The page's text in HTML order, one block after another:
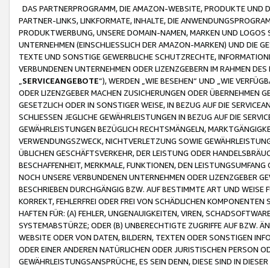
DAS PARTNERPROGRAMM, DIE AMAZON-WEBSITE, PRODUKTE UND
PARTNER-LINKS, LINKFORMATE, INHALTE, DIE
PRODUKTWERBUNG, UNSERE DOMAIN-NAMEN, MARKEN UND
UNTERNEHMEN (EINSCHLIESSLICH DER AMAZON-MARKEN) UND DIE
TEXTE UND SONSTIGE GEWERBLICHE SCHUTZRECHTE,
VERBUNDENEN UNTERNEHMEN ODER LIZENZGEBERN IM RAHMEN
SERVICEANGEBOTE“), WERDEN „WIE BESEHEN“ UND „WIE
ODER LIZENZGEBER MACHEN ZUSICHERUNGEN ODER ÜBERNEHMEN
GESETZLICH ODER IN SONSTIGER WEISE, IN BEZUG AUF DIE
SCHLIESSEN JEGLICHE GEWÄHRLEISTUNGEN IN BEZUG AUF DIE
GEWÄHRLEISTUNGEN BEZÜGLICH RECHTSMÄNGELN,
VERWENDUNGSZWECK, NICHTVERLETZUNG SOWIE
ÜBLICHEN GESCHÄFTSVERKEHR, DER LEISTUNG ODER
BESCHAFFENHEIT, MERKMALE, FUNKTIONEN, DEN
NOCH UNSERE VERBUNDENEN UNTERNEHMEN ODER LIZENZGEBER
BESCHRIEBEN DURCHGÄNGIG BZW. AUF BESTIMMTE ART UND
KORREKT, FEHLERFREI ODER FREI VON SCHÄDLICHEN
HAFTEN FÜR: (A) FEHLER, UNGENAUIGKEITEN, VIREN,
SYSTEMABSTÜRZE; ODER (B) UNBERECHTIGTE ZUGRIFFE AUF BZW.
WEBSITE ODER VON DATEN, BILDERN, TEXTEN ODER SONSTIGEN
ODER EINER ANDEREN NATÜRLICHEN ODER JURISTISCHEN PERSON
GEWÄHRLEISTUNGSANSPRÜCHE, ES SEIN DENN, DIESE SIND IN